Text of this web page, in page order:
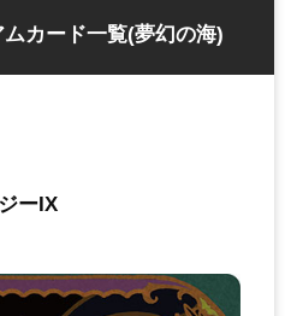
カード一覧(夢幻の海)
ーIX